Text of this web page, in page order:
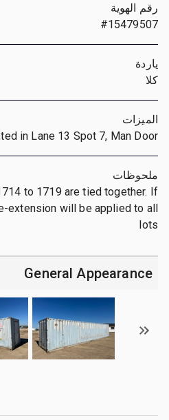
رقم الهوية
#15479507
ياردة
كلا
الميزات
in Lane 13 Spot 7, Man Door
ملحوظات
to 1719 are tied together. If
extension will be applied to all
lots
General Appearance